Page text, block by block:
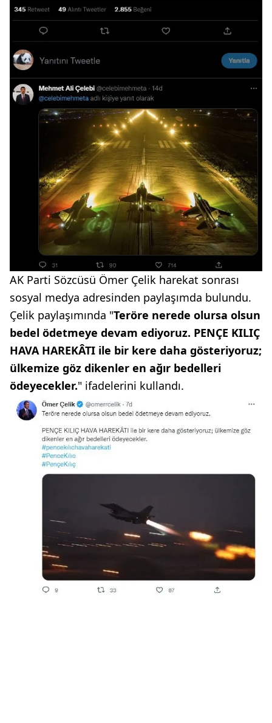
AK Parti Sözcüsü Ömer Çelik harekat sonrası
sosyal medya adresinden paylaşımda bulundu.
Çelik paylaşımında "Teröre nerede olursa olsun
bedel ödetmeye devam ediyoruz. PENÇE KILIÇ
HAVA HAREKÂTI ile bir kere daha gösteriyoruz;
ülkemize göz dikenler en ağır bedelleri
ödeyecekler." ifadelerini kullandı.